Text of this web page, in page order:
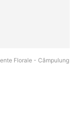
Florale - Câmpulung